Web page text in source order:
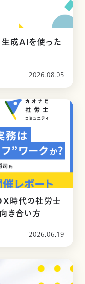
生成AIを使った
2026.08.05
時代の社労士
き合い方
2026.06.19